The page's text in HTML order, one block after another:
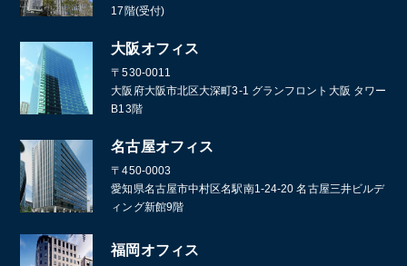
17階(受付)
大阪オフィス
〒530-0011
大阪府大阪市北区大深町3-1 グランフロント大阪 タワー
B13階
名古屋オフィス
〒450-0003
愛知県名古屋市中村区名駅南1-24-20 名古屋三井ビルデ
ィング新館9階
福岡オフィス